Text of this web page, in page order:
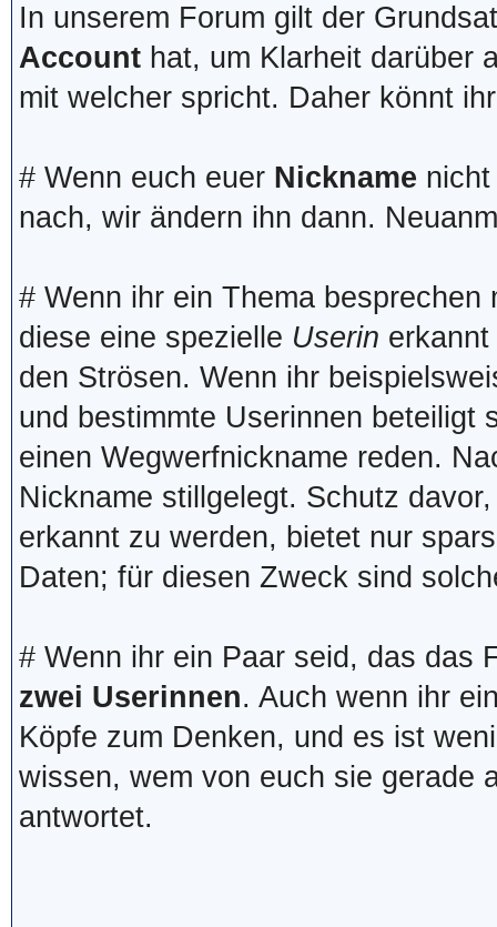
In unserem Forum gilt der
Accounthat, um Klarheit darüber
mit welcher spricht. Daher könnt
# Wenn euch euer Nickname
nach, wir ändern ihn dann.
# Wenn ihr ein Thema
diese eine spezielle Userin
den Strösen. Wenn ihr
und bestimmte Userinnen beteiligt
einen Wegwerfnickname reden.
Nickname stillgelegt. Schutz
erkannt zu werden, bietet nur
Daten; für diesen Zweck sind
# Wenn ihr ein Paar seid, das das
zwei Userinnen. Auch wenn ihr
Köpfe zum Denken, und es ist
wissen, wem von euch sie gerade
antwortet.